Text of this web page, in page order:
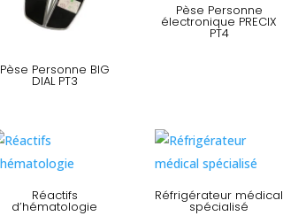
Pèse Personne BIG
DIAL PT3
Pèse Personne
électronique PRECIX
PT4
Réactifs
d’hématologie
Réfrigérateur médical
spécialisé